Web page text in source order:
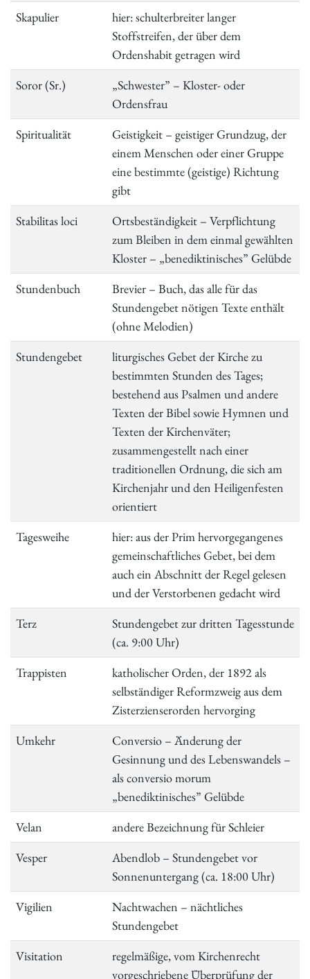
Skapulier
hier: schulterbreiter langer
Stoffstreifen, der über dem
Ordenshabit getragen wird
Soror (Sr.)
„Schwester” – Kloster- oder
Ordensfrau
Spiritualität
Geistigkeit – geistiger Grundzug, der
einem Menschen oder einer Gruppe
eine bestimmte (geistige) Richtung
gibt
Stabilitas loci
Ortsbeständigkeit – Verpflichtung
zum Bleiben in dem einmal gewählten
Kloster – „benediktinisches” Gelübde
Stundenbuch
Brevier – Buch, das alle für das
Stundengebet nötigen Texte enthält
(ohne Melodien)
Stundengebet
liturgisches Gebet der Kirche zu
bestimmten Stunden des Tages;
bestehend aus Psalmen und andere
Texten der Bibel sowie Hymnen und
Texten der Kirchenväter;
zusammengestellt nach einer
traditionellen Ordnung, die sich am
Kirchenjahr und den Heiligenfesten
orientiert
Tagesweihe
hier: aus der Prim hervorgegangenes
gemeinschaftliches Gebet, bei dem
auch ein Abschnitt der Regel gelesen
und der Verstorbenen gedacht wird
Terz
Stundengebet zur dritten Tagesstunde
(ca. 9:00 Uhr)
Trappisten
katholischer Orden, der 1892 als
selbständiger Reformzweig aus dem
Zisterzienserorden hervorging
Umkehr
Conversio – Änderung der
Gesinnung und des Lebenswandels –
als conversio morum
„benediktinisches” Gelübde
Velan
andere Bezeichnung für Schleier
Vesper
Abendlob – Stundengebet vor
Sonnenuntergang (ca. 18:00 Uhr)
Vigilien
Nachtwachen – nächtliches
Stundengebet
Visitation
regelmäßige, vom Kirchenrecht
vorgeschriebene Überprüfung der